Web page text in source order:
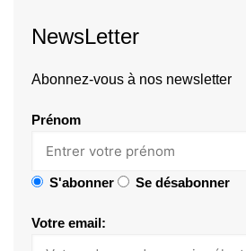
NewsLetter
Abonnez-vous à nos newsletter
Prénom
S'abonner Se désabonner
Votre email: